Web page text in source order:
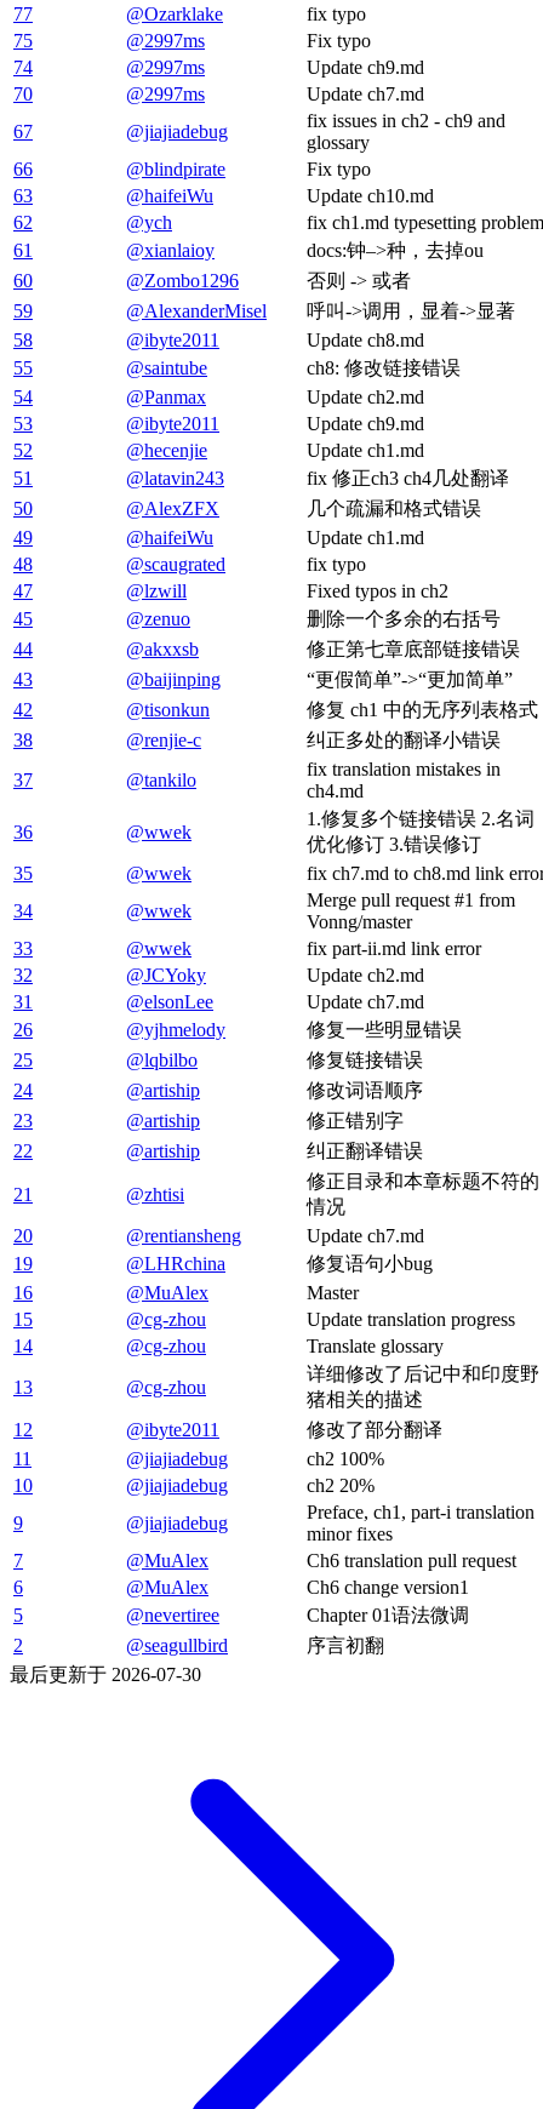
77
@Ozarklake
fix typo
75
@2997ms
Fix typo
74
@2997ms
Update ch9.md
70
@2997ms
Update ch7.md
67
@jiajiadebug
fix issues in ch2 - ch9 and
glossary
66
@blindpirate
Fix typo
63
@haifeiWu
Update ch10.md
62
@ych
fix ch1.md typesetting problem
61
@xianlaioy
docs:钟–>种，去掉ou
60
@Zombo1296
否则 -> 或者
59
@AlexanderMisel
呼叫->调用，显着->显著
58
@ibyte2011
Update ch8.md
55
@saintube
ch8: 修改链接错误
54
@Panmax
Update ch2.md
53
@ibyte2011
Update ch9.md
52
@hecenjie
Update ch1.md
51
@latavin243
fix 修正ch3 ch4几处翻译
50
@AlexZFX
几个疏漏和格式错误
49
@haifeiWu
Update ch1.md
48
@scaugrated
fix typo
47
@lzwill
Fixed typos in ch2
45
@zenuo
删除一个多余的右括号
44
@akxxsb
修正第七章底部链接错误
43
@baijinping
“更假简单”->“更加简单”
42
@tisonkun
修复 ch1 中的无序列表格式
38
@renjie-c
纠正多处的翻译小错误
37
@tankilo
fix translation mistakes in
ch4.md
36
@wwek
1.修复多个链接错误 2.名词
优化修订 3.错误修订
35
@wwek
fix ch7.md to ch8.md link
34
@wwek
Merge pull request #1 from
Vonng/master
33
@wwek
fix part-ii.md link error
32
@JCYoky
Update ch2.md
31
@elsonLee
Update ch7.md
26
@yjhmelody
修复一些明显错误
25
@lqbilbo
修复链接错误
24
@artiship
修改词语顺序
23
@artiship
修正错别字
22
@artiship 纠正翻译错误
21 @zhtisi
修正目录和本章标题不符的
情况
20
@rentiansheng
Update ch7.md
19
@LHRchina
修复语句小bug
16
@MuAlex
Master
15
@cg-zhou
Update translation progress
14
@cg-zhou
Translate glossary
13
@cg-zhou
详细修改了后记中和印度野
猪相关的描述
12
@ibyte2011
修改了部分翻译
11
@jiajiadebug
ch2 100%
10
@jiajiadebug
ch2 20%
9
@jiajiadebug
Preface, ch1, part-i translation
minor fixes
7
@MuAlex
Ch6 translation pull request
6
@MuAlex
Ch6 change version1
5
@nevertiree
Chapter 01语法微调
2
@seagullbird
序言初翻
最后更新于 2026-07-30